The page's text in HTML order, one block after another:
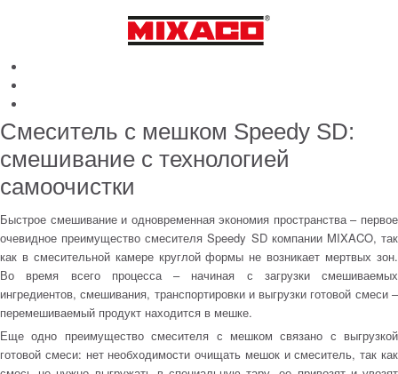
Смеситель с мешком Speedy SD:
смешивание с технологией
самоочистки
Быстрое смешивание и одновременная экономия пространства – первое
очевидное преимущество смесителя Speedy SD компании MIXACO, так
как в смесительной камере круглой формы не возникает мертвых зон.
Во время всего процесса – начиная с загрузки смешиваемых
ингредиентов, смешивания, транспортировки и выгрузки готовой смеси –
перемешиваемый продукт находится в мешке.
Еще одно преимущество смесителя с мешком связано с выгрузкой
готовой смеси: нет необходимости очищать мешок и смеситель, так как